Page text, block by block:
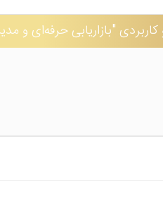
"بازاریابی حرفه‌ای و